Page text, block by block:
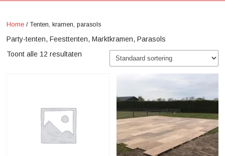
Home / Tenten, kramen, parasols
Party-tenten, Feesttenten, Marktkramen, Parasols
Toont alle 12 resultaten